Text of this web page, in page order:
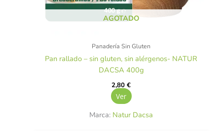
AGOTADO
Panadería Sin Gluten
Pan rallado – sin gluten, sin alérgenos- NATUR
DACSA 400g
2,80€
Ver
Marca: Natur Dacsa